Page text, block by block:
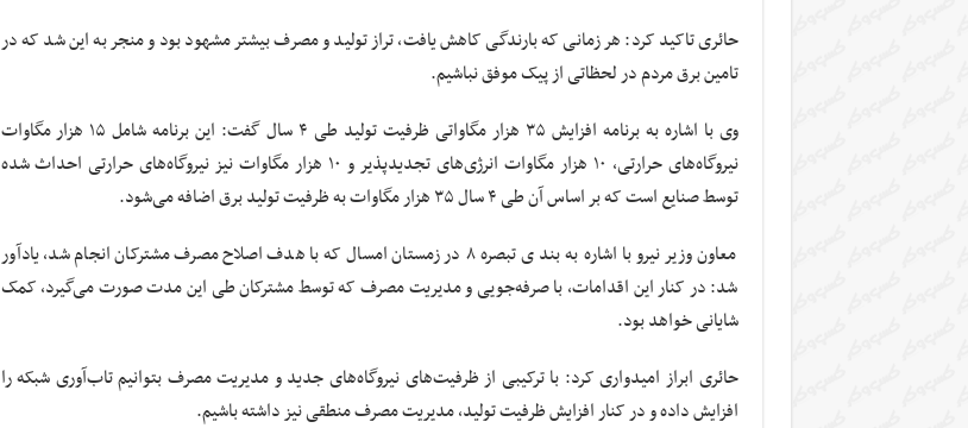
حائری تاکید کرد: هر زمانی که بارندگی کاهش یافت، تراز تولید و مصرف بیشتر مشهود بود و منجر به این شد که در
تامین برق مردم در لحظاتی از پیک موفق نباشیم.
وی با اشاره به برنامه افزایش ۳۵ هزار مگاواتی ظرفیت تولید طی ۴ سال گفت: این برنامه شامل ۱۵ هزار مگاوات
نیروگاه‌های حرارتی، ۱۰ هزار مگاوات انرژی‌های تجدیدپذیر و ۱۰ هزار مگاوات نیز نیروگاه‌های حرارتی احداث شده
توسط صنایع است که بر اساس آن طی ۴ سال ۳۵ هزار مگاوات به ظرفیت تولید برق اضافه می‌شود.
معاون وزیر نیرو با اشاره به بند ی تبصره ۸ در زمستان امسال که با هدف اصلاح مصرف مشترکان انجام شد، یادآور
شد: در کنار این اقدامات، با صرفه‌جویی و مدیریت مصرف که توسط مشترکان طی این مدت صورت می‌گیرد، کمک
شایانی خواهد بود.
حائری ابراز امیدواری کرد: با ترکیبی از ظرفیت‌های نیروگاه‌های جدید و مدیریت مصرف بتوانیم تاب‌آوری شبکه را
افزایش داده و در کنار افزایش ظرفیت تولید، مدیریت مصرف منطقی نیز داشته باشیم.